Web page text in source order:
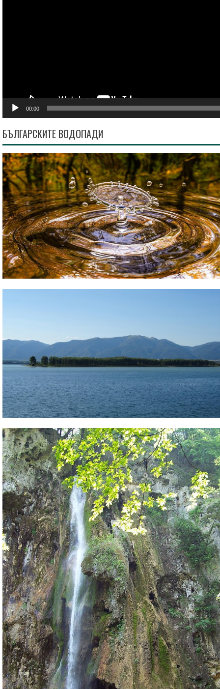
00:00
БЪЛГАРСКИТЕ ВОДОПАДИ